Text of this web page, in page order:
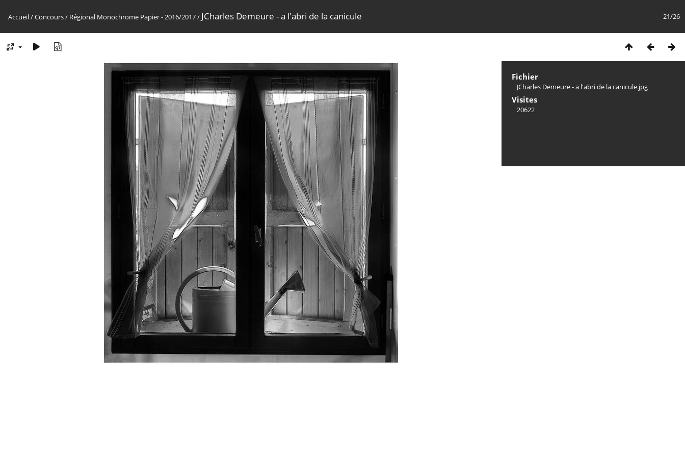
21/26
Accueil/Concours/ Régional Monochrome Papier - 2016/2017/ JCharles Demeure - a l'abri de la canicule
Fichier
JCharles Demeure - a l'abri de la canicule.jpg
Visites
20622